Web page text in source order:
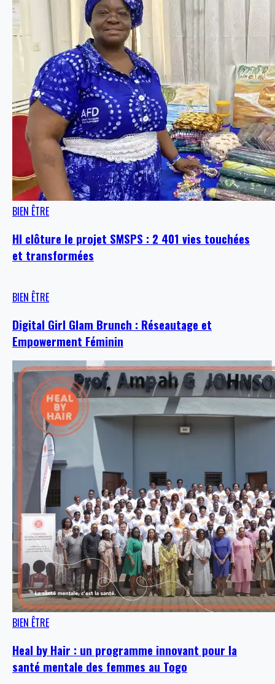
BIEN ÊTRE
HI clôture le projet SMSPS : 2 401 vies touchées
et transformées
BIEN ÊTRE
Digital Girl Glam Brunch : Réseautage et
Empowerment Féminin
BIEN ÊTRE
Heal by Hair : un programme innovant pour la
santé mentale des femmes au Togo